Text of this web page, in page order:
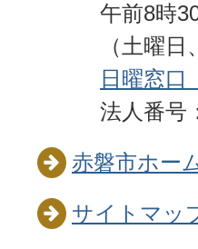
午前8時
（土曜
日曜窓口
法人番号
赤磐市ホー
サイトマッ